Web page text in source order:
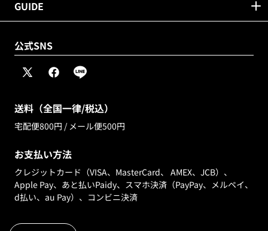
GUIDE
公式SNS
X
Facebook
Line
送料（全国一律/税込）
宅配便800円 / メール便500円
お支払い方法
クレジットカード（VISA、MasterCard、 AMEX、JCB）、
Apple Pay、あと払いPaidy、スマホ決済（PayPay、メルペイ、
d払い、au Pay）、コンビニ決済